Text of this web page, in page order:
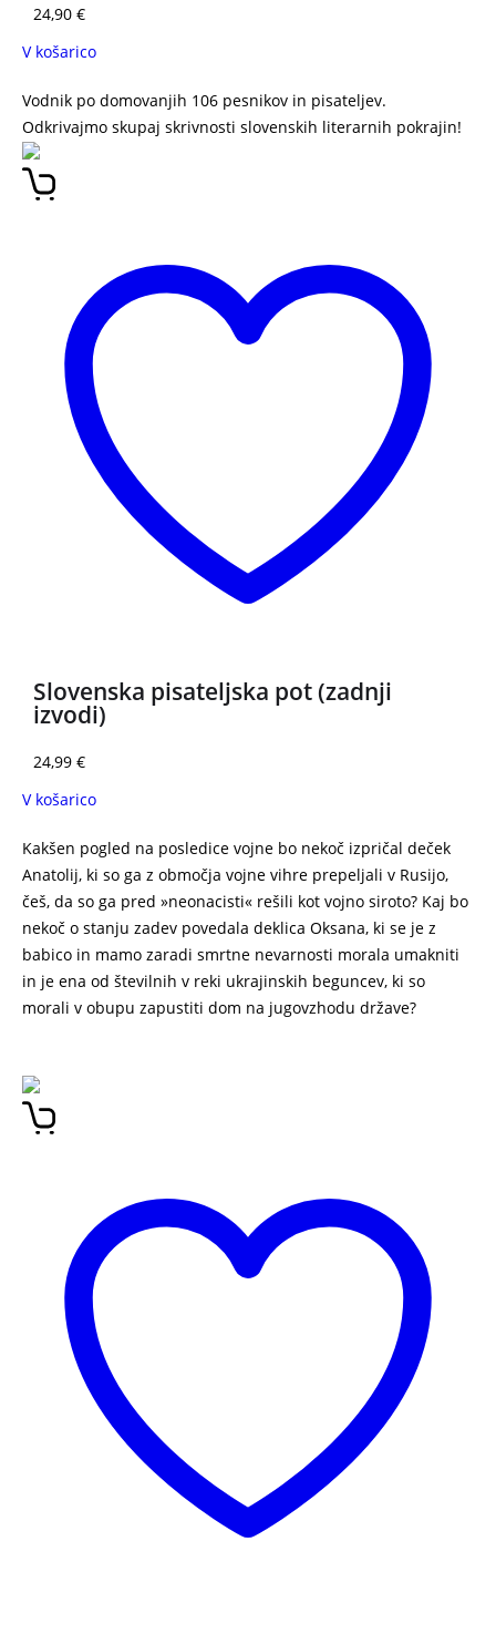
24,90 €
V košarico
Vodnik po domovanjih 106 pesnikov in pisateljev.
Odkrivajmo skupaj skrivnosti slovenskih literarnih pokrajin!
Slovenska pisateljska pot (zadnji
izvodi)
24,99 €
V košarico
Kakšen pogled na posledice vojne bo nekoč izpričal deček
Anatolij, ki so ga z območja vojne vihre prepeljali v Rusijo,
češ, da so ga pred »neonacisti« rešili kot vojno siroto? Kaj bo
nekoč o stanju zadev povedala deklica Oksana, ki se je z
babico in mamo zaradi smrtne nevarnosti morala umakniti
in je ena od številnih v reki ukrajinskih beguncev, ki so
morali v obupu zapustiti dom na jugovzhodu države?